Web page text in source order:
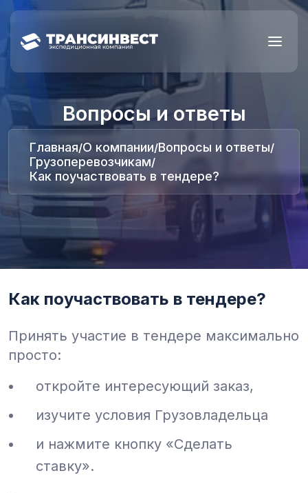
Вопросы и ответы
Главная/О компании/Вопросы и ответы/
Грузоперевозчикам/
Как поучаствовать в тендере?
Как поучаствовать в тендере?
Принять участие в тендере максимально
просто:
откройте интересующий заказ,
изучите условия Грузовладельца
и нажмите кнопку «Сделать
ставку».